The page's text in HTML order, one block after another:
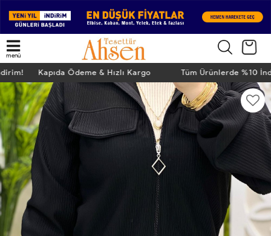
menü
Kapıda Ödeme & Hızlı Kargo Tüm Ürünlerde %10